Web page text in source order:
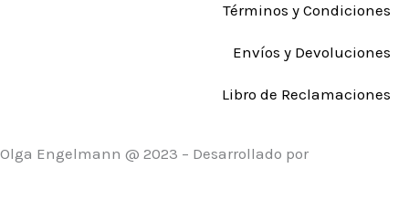
Términos y Condiciones
Envíos y Devoluciones
Libro de Reclamaciones
Olga Engelmann @ 2023 – Desarrollado por